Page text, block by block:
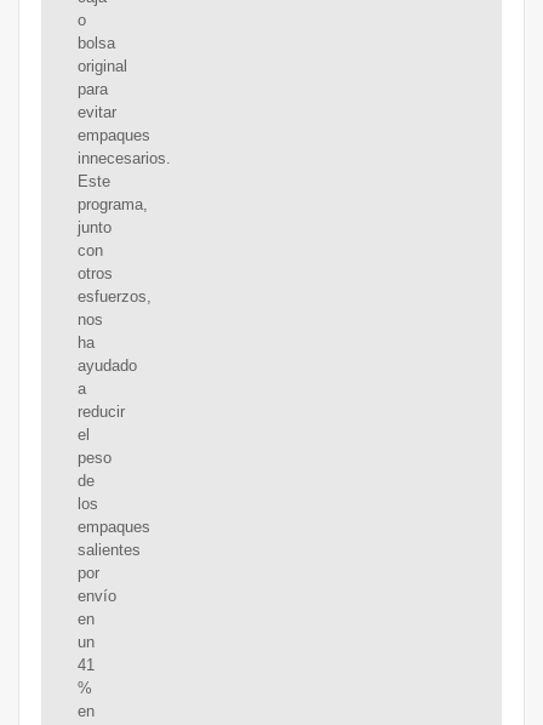
o
bolsa
original
para
evitar
empaques
innecesarios.
Este
programa,
junto
con
otros
esfuerzos,
nos
ha
ayudado
a
reducir
el
peso
de
los
empaques
salientes
por
envío
en
un
41
%
en